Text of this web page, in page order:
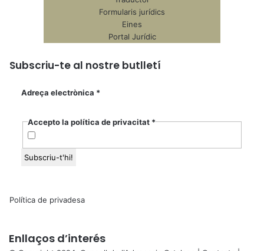
Formularis jurídics
Eines
Portal Jurídic
Subscriu-te al nostre butlletí
Adreça electrònica *
Accepto la política de privacitat *
Política de privadesa
Enllaços d’interés